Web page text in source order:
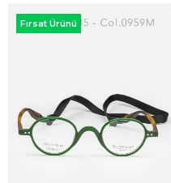
Fırsat Ürünü